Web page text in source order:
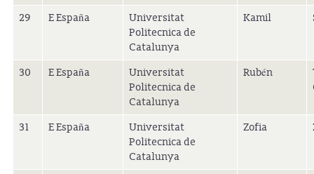
29 E España
Universitat
Politecnica de
Catalunya
Kamil
30 E España
Universitat
Politecnica de
Catalunya
Rubén
31 E España
Universitat
Politecnica de
Catalunya
Zofia